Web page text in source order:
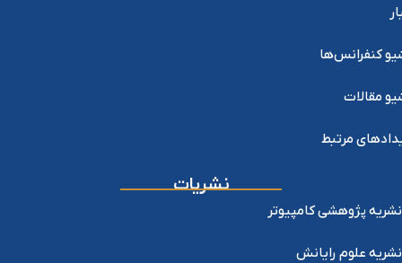
کنفرانس‌ها
مقالات
مرتبط
نشریات
نشریه پژوهشی کامپیوتر
نشریه علوم رایانش